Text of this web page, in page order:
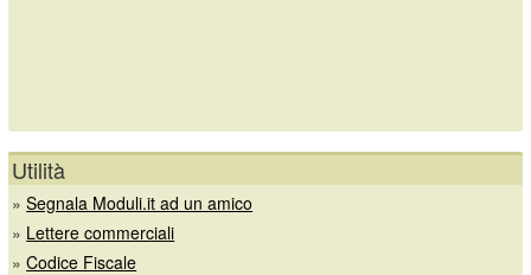
Utilità
»Segnala Moduli.it ad un amico
» Lettere commerciali
»Codice Fiscale